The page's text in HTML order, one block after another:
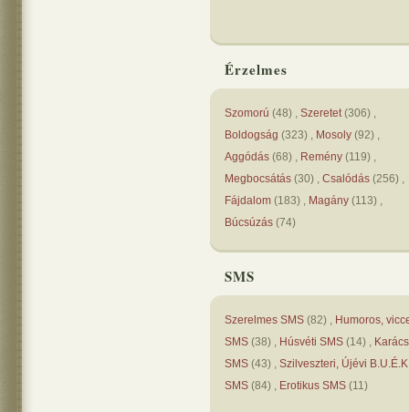
Érzelmes
Szomorú (48) , Szeretet(306) ,
Boldogság (323) , Mosoly (92) ,
Aggódás (68) , Remény (119) ,
Megbocsátás (30) , Csalódás (256) ,
Fájdalom (183) , Magány (113) ,
Búcsúzás (74)
SMS
Szerelmes SMS (82) , Humoros,
SMS (38) , Húsvéti SMS (14) ,
SMS (43) , Szilveszteri, Újévi
SMS (84) , Erotikus SMS (11)